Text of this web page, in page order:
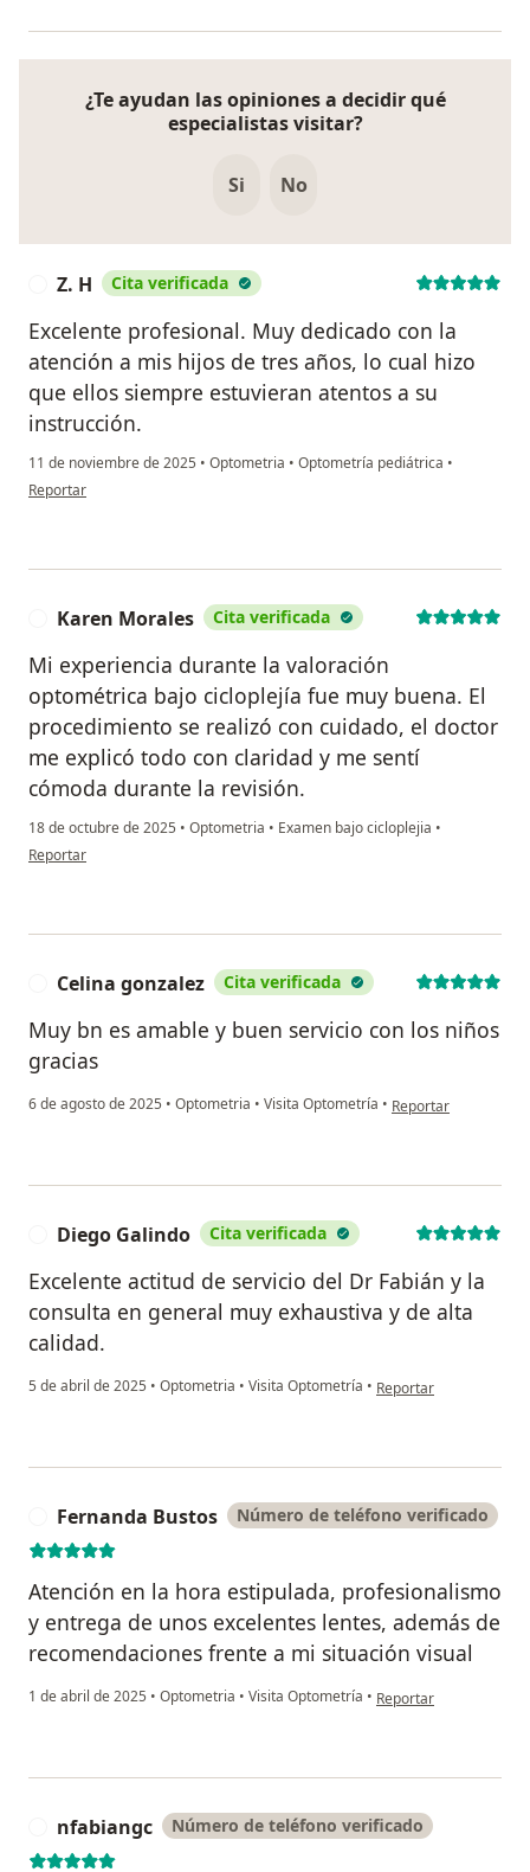
¿Te ayudan las opiniones a decidir qué
especialistas visitar?
Si No
Z. H Cita verificada
Excelente profesional. Muy dedicado con la
atención a mis hijos de tres años, lo cual hizo
que ellos siempre estuvieran atentos a su
instrucción.
11 de noviembre de 2025 • Optometria • Optometría pediátrica •
en opinión del usuario Z. H
Reportar
Karen Morales Cita verificada
Mi experiencia durante la valoración
optométrica bajo cicloplejía fue muy buena. El
procedimiento se realizó con cuidado, el doctor
me explicó todo con claridad y me sentí
cómoda durante la revisión.
18 de octubre de 2025 • Optometria • Examen bajo cicloplejia •
en opinión del usuario Karen Morales
Reportar
Celina gonzalez Cita verificada
Muy bn es amable y buen servicio con los niños
gracias
6 de agosto de 2025 • Optometria • Visita Optometría • en opinión del
Reportar
Diego Galindo Cita verificada
Excelente actitud de servicio del Dr Fabián y la
consulta en general muy exhaustiva y de alta
calidad.
5 de abril de 2025 • Optometria • Visita Optometría • en opinión del usuario
Reportar
Fernanda Bustos Número de teléfono verificado
Atención en la hora estipulada, profesionalismo
y entrega de unos excelentes lentes, además de
recomendaciones frente a mi situación visual
1 de abril de 2025 • Optometria • Visita Optometría • en opinión del usuario
Reportar
nfabiangc Número de teléfono verificado